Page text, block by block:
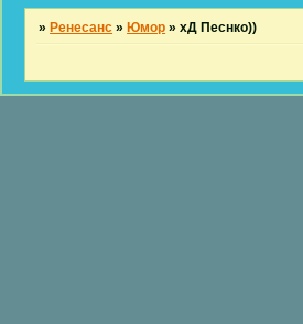
»Ренесанс »Юмор »хД Песнко))